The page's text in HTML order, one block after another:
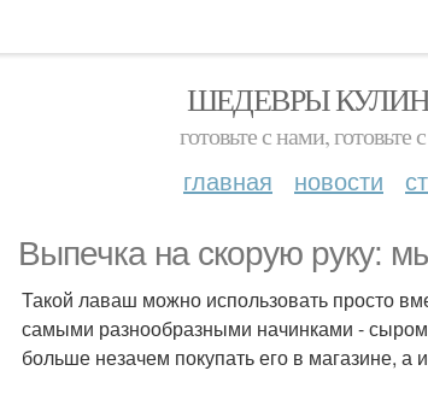
ШЕДЕВРЫ
готовьте с нами,
главная новости
Выпечка на скорую руку:
Такой лаваш можно использовать просто
самыми разнообразными начинками -
больше незачем покупать его в магазине, а